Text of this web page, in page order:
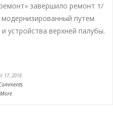
завершило ремонт т/
путем
устройства верхней палубы.
17, 2018
More